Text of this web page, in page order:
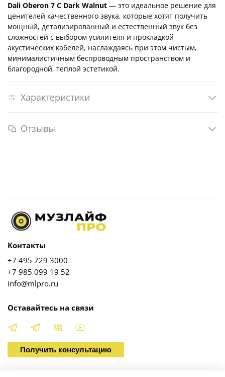
Dali Oberon 7 C Dark Walnut — это идеальное решение для
ценителей качественного звука, которые хотят получить
мощный, детализированный и естественный звук без
сложностей с выбором усилителя и прокладкой
акустических кабелей, наслаждаясь при этом чистым,
минималистичным беспроводным пространством и
благородной, теплой эстетикой.
Характеристики
Отзывы
Контакты
+7 495 729 3000
+7 985 099 19 52
info@mlpro.ru
Оставайтесь на связи
Получить консультацию